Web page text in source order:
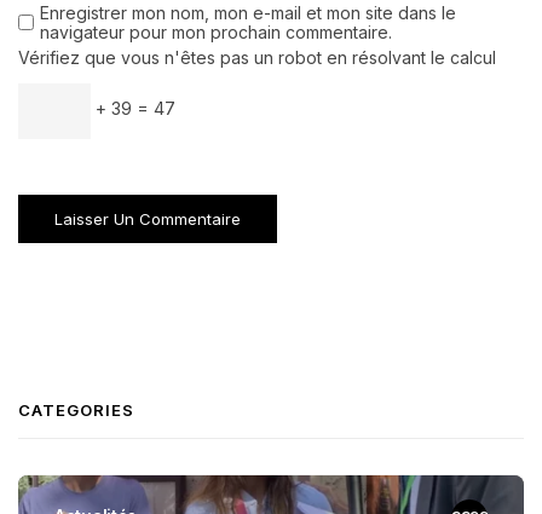
Enregistrer mon nom, mon e-mail et mon site dans le
navigateur pour mon prochain commentaire.
Vérifiez que vous n'êtes pas un robot en résolvant le calcul
+ 39 = 47
CATEGORIES